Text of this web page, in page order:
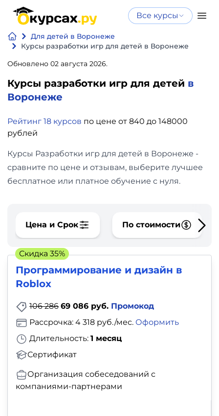
Все курсы
Для детей в Воронеже
Курсы разработки игр для детей в Воронеже
Обновлено 02 августа 2026.
Курсы разработки игр для детей в
Воронеже
Рейтинг 18 курсов по цене от 840 до 148000
рублей
Курсы Разработки игр для детей в Воронеже -
сравните по цене и отзывам, выберите лучшее
бесплатное или платное обучение с нуля.
Цена и Срок По стоимости
Программирование и дизайн в
Roblox
106 286 69 086 руб. Промокод
Длительность: 1 месяц
Сертификат
Рассрочка: 4 318 руб./мес. Оформить
Организация собеседований с
компаниями-партнерами
Скидка 35%
Нейросеть
и ИИ
Программирование
Бизнес
финансы
Дизайн
Аналитика
фото,
аудио
Маркетинг
Иностранный
язык
Для
детей
Красота,
здоровье,
Нейросеть и ИИ
интеллекту